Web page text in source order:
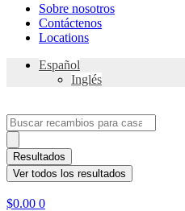
Sobre nosotros
Contáctenos
Locations
Español
Inglés
Search
...
Resultados
Ver todos los resultados
$0.00 0